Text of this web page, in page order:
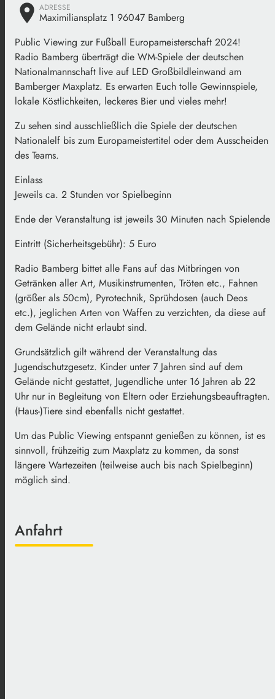
place ADRESSE
Maximiliansplatz 1 96047 Bamberg
Public Viewing zur Fußball Europameisterschaft 2024!
Radio Bamberg überträgt die WM-Spiele der deutschen
Nationalmannschaft live auf LED Großbildleinwand am
Bamberger Maxplatz. Es erwarten Euch tolle Gewinnspiele,
lokale Köstlichkeiten, leckeres Bier und vieles mehr!
Zu sehen sind ausschließlich die Spiele der deutschen
Nationalelf bis zum Europameistertitel oder dem Ausscheiden
des Teams.
Einlass
Jeweils ca. 2 Stunden vor Spielbeginn
Ende der Veranstaltung ist jeweils 30 Minuten nach Spielende
Eintritt (Sicherheitsgebühr): 5 Euro
Radio Bamberg bittet alle Fans auf das Mitbringen von
Getränken aller Art, Musikinstrumenten, Tröten etc., Fahnen
(größer als 50cm), Pyrotechnik, Sprühdosen (auch Deos
etc.), jeglichen Arten von Waffen zu verzichten, da diese auf
dem Gelände nicht erlaubt sind.
Grundsätzlich gilt während der Veranstaltung das
Jugendschutzgesetz. Kinder unter 7 Jahren sind auf dem
Gelände nicht gestattet, Jugendliche unter 16 Jahren ab 22
Uhr nur in Begleitung von Eltern oder Erziehungsbeauftragten.
(Haus-)Tiere sind ebenfalls nicht gestattet.
Um das Public Viewing entspannt genießen zu können, ist es
sinnvoll, frühzeitig zum Maxplatz zu kommen, da sonst
längere Wartezeiten (teilweise auch bis nach Spielbeginn)
möglich sind.
Anfahrt